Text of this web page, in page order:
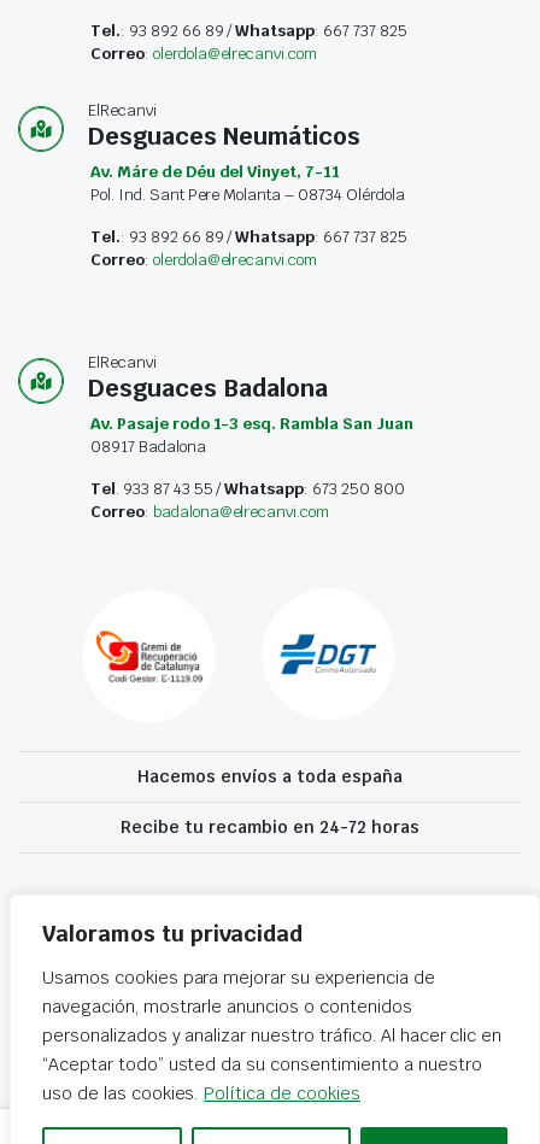
Valoramos tu privacidad
Usamos cookies para mejorar su experiencia de
navegación, mostrarle anuncios o contenidos
personalizados y analizar nuestro tráfico. Al hacer clic en
“Aceptar todo” usted da su consentimiento a nuestro
uso de las cookies. Política de cookies
Tel.: 93 892 66 89 /Whatsapp: 667 737 825
Correo: olerdola@elrecanvi.com
ElRecanvi
Desguaces Neumáticos
Av. Máre de Déu del Vinyet, 7-11
Pol. Ind. Sant Pere Molanta – 08734 Olérdola
Tel.: 93 892 66 89 /Whatsapp: 667 737 825
Correo: olerdola@elrecanvi.com
ElRecanvi
Desguaces Badalona
Av. Pasaje rodo 1-3 esq. Rambla San Juan
08917 Badalona
Tel. 933 87 43 55 /Whatsapp: 673 250 800
Correo: badalona@elrecanvi.com
Hacemos envíos a toda españa
Recibe tu recambio en 24-72 horas
accesibilidad